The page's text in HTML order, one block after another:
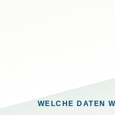
WELCHE DATEN